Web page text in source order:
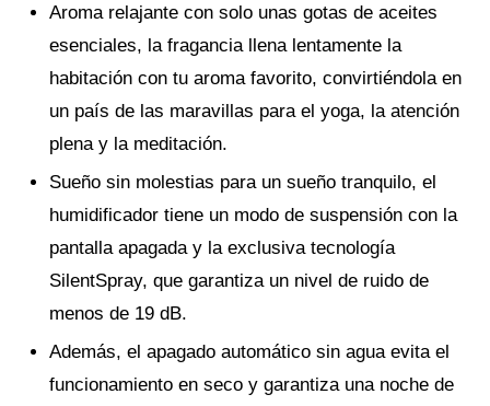
Aroma relajante con solo unas gotas de aceites
esenciales, la fragancia llena lentamente la
habitación con tu aroma favorito, convirtiéndola en
un país de las maravillas para el yoga, la atención
plena y la meditación.
Sueño sin molestias para un sueño tranquilo, el
humidificador tiene un modo de suspensión con la
pantalla apagada y la exclusiva tecnología
SilentSpray, que garantiza un nivel de ruido de
menos de 19 dB.
Además, el apagado automático sin agua evita el
funcionamiento en seco y garantiza una noche de